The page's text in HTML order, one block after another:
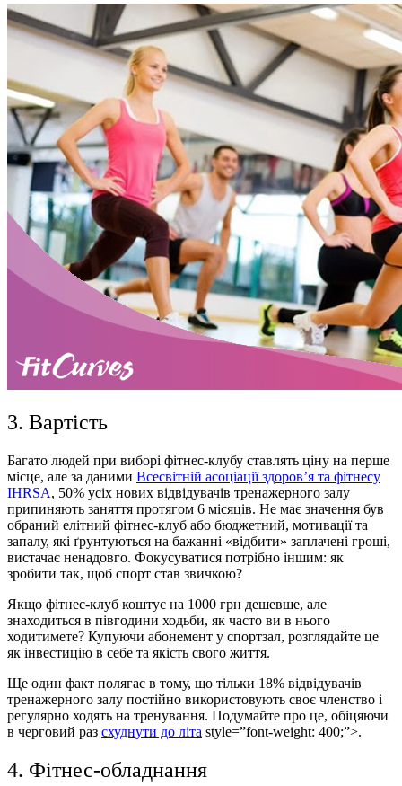
3. Вартість
Багато людей при виборі фітнес-клубу ставлять ціну на перше
місце, але за даними Всесвітній асоціації здоров’я та фітнесу
IHRSA, 50% усіх нових відвідувачів тренажерного залу
припиняють заняття протягом 6 місяців. Не має значення був
обраний елітний фітнес-клуб або бюджетний, мотивації та
запалу, які ґрунтуються на бажанні «відбити» заплачені гроші,
вистачає ненадовго. Фокусуватися потрібно іншим: як
зробити так, щоб спорт став звичкою?
Якщо фітнес-клуб коштує на 1000 грн дешевше, але
знаходиться в півгодини ходьби, як часто ви в нього
ходитимете? Купуючи абонемент у спортзал, розглядайте це
як інвестицію в себе та якість свого життя.
Ще один факт полягає в тому, що тільки 18% відвідувачів
тренажерного залу постійно використовують своє членство і
регулярно ходять на тренування. Подумайте про це, обіцяючи
в черговий раз схуднути до літа style=”font-weight: 400;”>.
4. Фітнес-обладнання